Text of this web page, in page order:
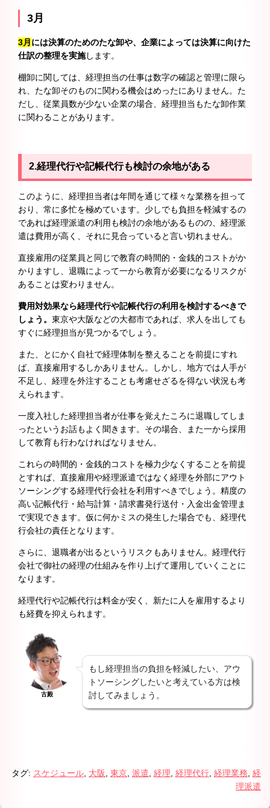
3月
3月 には決算のためのたな卸や、企業によっては決算に向けた
仕訳の整理を実施します。
棚卸に関しては、経理担当の仕事は数字の確認と管理に限ら
れ、たな卸そのものに関わる機会はめったにありません。た
だし、従業員数が少ない企業の場合、経理担当もたな卸作業
に関わることがあります。
2.経理代行や記帳代行も検討の余地がある
このように、経理担当者は年間を通じて様々な業務を担って
おり、常に多忙を極めています。少しでも負担を軽減するの
であれば経理派遣の利用も検討の余地があるものの、経理派
遣は費用が高く、それに見合っていると言い切れません。
直接雇用の従業員と同じで教育の時間的・金銭的コストがか
かりますし、退職によって一から教育が必要になるリスクが
あることは変わりません。
費用対効果なら経理代行や記帳代行の利用を検討するべきで
しょう。 東京や大阪などの大都市であれば、求人を出しても
すぐに経理担当が見つかるでしょう。
また、とにかく自社で経理体制を整えることを前提にすれ
ば、直接雇用するしかありません。しかし、地方では人手が
不足し、経理を外注することも考慮せざるを得ない状況も考
えられます。
一度入社した経理担当者が仕事を覚えたころに退職してしま
ったというお話もよく聞きます。その場合、また一から採用
して教育も行わなければなりません。
これらの時間的・金銭的コストを極力少なくすることを前提
とすれば、直接雇用や経理派遣ではなく経理を外部にアウト
ソーシングする経理代行会社を利用すべきでしょう。精度の
高い記帳代行・給与計算・請求書発行送付・入金出金管理ま
で実現できます。仮に何かミスの発生した場合でも、経理代
行会社の責任となります。
さらに、退職者が出るというリスクもありません。経理代行
会社で御社の経理の仕組みを作り上げて運用していくことに
なります。
経理代行や記帳代行は料金が安く、新たに人を雇用するより
も経費を抑えられます。
古殿
もし経理担当の負担を軽減したい、アウ
トソーシングしたいと考えている方は検
討してみましょう。
タグ: スケジュール 大阪 東京 派遣 経理 経理代行 経理業務 経
理派遣